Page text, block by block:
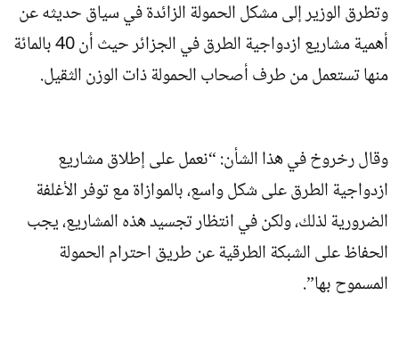
وتطرق الوزير إلى مشكل الحمولة الزائدة في سياق حديثه عن
أهمية مشاريع ازدواجية الطرق في الجزائر حيث أن 40 بالمائة
منها تستعمل من طرف أصحاب الحمولة ذات الوزن الثقيل.
وقال رخروخ في هذا الشأن: “نعمل على إطلاق مشاريع
ازدواجية الطرق على شكل واسع، بالموازاة مع توفر الأغلفة
الضرورية لذلك، ولكن في انتظار تجسيد هذه المشاريع، يجب
الحفاظ على الشبكة الطرقية عن طريق احترام الحمولة
المسموح بها”.